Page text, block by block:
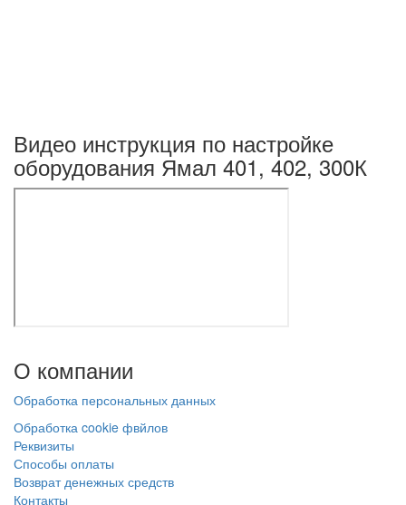
Видео инструкция по настройке
оборудования Ямал 401, 402, 300К
О компании
Обработка персональных данных
Обработка cookie фвйлов
Реквизиты
Способы оплаты
Возврат денежных средств
Контакты